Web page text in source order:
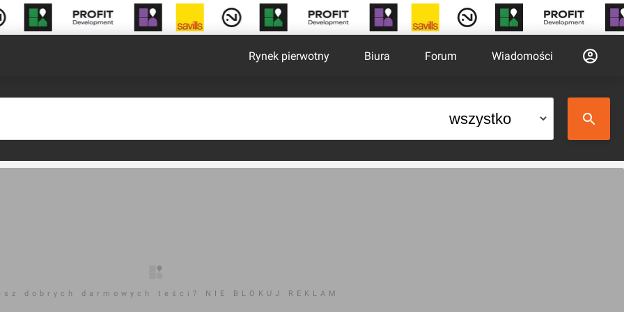
Rynek pierwotny Biura Forum Wiadomości
dobrych darmowych teści? NIE BLOKUJ REKLAM